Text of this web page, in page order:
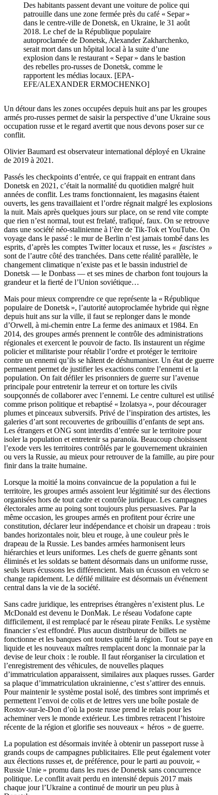
Des habitants passent devant une voiture de police qui
patrouille dans une zone fermée près du café « Separ »
dans le centre-ville de Donetsk, en Ukraine, le 31 août
2018. Le chef de la République populaire
autoproclamée de Donetsk, Alexander Zakharchenko,
serait mort dans un hôpital local à la suite d’une
explosion dans le restaurant « Separ » dans le bastion
des rebelles pro-russes de Donetsk, comme le
rapportent les médias locaux. [EPA-
EFE/ALEXANDER ERMOCHENKO]
Un détour dans les zones occupées depuis huit ans par les groupes
armés pro-russes permet de saisir la perspective d’une Ukraine sous
occupation russe et le regard avertit que nous devons poser sur ce
conflit.
Olivier Baumard est observateur international déployé en Ukraine
de 2019 à 2021.
Passés les checkpoints d’entrée, ce qui frappait en entrant dans
Donetsk en 2021, c’était la normalité du quotidien malgré huit
années de conflit. Les trams fonctionnaient, les magasins étaient
ouverts, les gens travaillaient et l’ordre régnait malgré les explosions
la nuit. Mais après quelques jours sur place, on se rend vite compte
que rien n’est normal, tout est frelaté, trafiqué, faux. On se retrouve
dans une société néo-stalinienne à l’ère de Tik-Tok et YouTube. On
voyage dans le passé : le mur de Berlin n’est jamais tombé dans les
esprits, d’après les comptes Twitter locaux et russe, les « fascistes »
sont de l’autre côté des tranchées. Dans cette réalité parallèle, le
changement climatique n’existe pas et le bassin industriel de
Donetsk — le Donbass — et ses mines de charbon font toujours la
grandeur et la fierté de l’Union soviétique…
Mais pour mieux comprendre ce que représente la « République
populaire de Donetsk », l’autorité autoproclamée hybride qui règne
depuis huit ans sur la ville, il faut se replonger dans le monde
d’Orwell, à mi-chemin entre La ferme des animaux et 1984. En
2014, des groupes armés prennent le contrôle des administrations
régionales et exercent le pouvoir de facto. Ils instaurent un régime
policier et militariste pour rétablir l’ordre et protéger le territoire
contre un ennemi qu’ils se hâtent de déshumaniser. Un état de guerre
permanent permet de justifier les exactions contre l’ennemi et la
population. On fait défiler les prisonniers de guerre sur l’avenue
principale pour entretenir la terreur et on torture les civils
soupçonnés de collaborer avec l’ennemi. Le centre culturel est utilisé
comme prison politique et rebaptisé « Izolatsya », pour décourager
plumes et pinceaux subversifs. Privé de l’inspiration des artistes, les
galeries d’art sont recouvertes de gribouillis d’enfants de sept ans.
Les étrangers et ONG sont interdits d’entrée sur le territoire pour
isoler la population et entretenir sa paranoïa. Beaucoup choisissent
l’exode vers les territoires contrôlés par le gouvernement ukrainien
ou vers la Russie, au mieux pour retrouver de la famille, au pire pour
finir dans la traite humaine.
Lorsque la moitié la moins convaincue de la population a fui le
territoire, les groupes armés assoient leur légitimité sur des élections
organisées hors de tout cadre et contrôle juridique. Les campagnes
électorales arme au poing sont toujours plus persuasives. Par la
même occasion, les groupes armés en profitent pour écrire une
constitution, déclarer leur indépendance et choisir un drapeau : trois
bandes horizontales noir, bleu et rouge, à une couleur près le
drapeau de la Russie. Les bandes armées harmonisent leurs
hiérarchies et leurs uniformes. Les chefs de guerre gênants sont
éliminés et les soldats se battent désormais dans un uniforme russe,
seuls leurs écussons les différencient. Mais un écusson en velcro se
change rapidement. Le défilé militaire est désormais un événement
central dans la vie de la société.
Sans cadre juridique, les entreprises étrangères n’existent plus. Le
McDonald est devenu le DonMak. Le réseau Vodafone capte
difficilement, il est remplacé par le réseau pirate Feniks. Le système
financier s’est effondré. Plus aucun distributeur de billets ne
fonctionne et les banques ont toutes quitté la région. Tout se paye en
liquide et les nouveaux maîtres remplacent donc la monnaie par la
devise de leur choix : le rouble. Il faut réorganiser la circulation et
l’enregistrement des véhicules, de nouvelles plaques
d’immatriculation apparaissent, similaires aux plaques russes. Garder
sa plaque d’immatriculation ukrainienne, c’est s’attirer des ennuis.
Pour maintenir le système postal isolé, des timbres sont imprimés et
permettent l’envoi de colis et de lettres vers une boîte postale de
Rostov-sur-le-Don d’où la poste russe prend le relais pour les
acheminer vers le monde extérieur. Les timbres retracent l’histoire
récente de la région et glorifie ses nouveaux « héros » de guerre.
La population est désormais invitée à obtenir un passeport russe à
grands coups de campagnes publicitaires. Elle peut également voter
aux élections russes et, de préférence, pour le parti au pouvoir, «
Russie Unie » promu dans les rues de Donetsk sans concurrence
politique. Le conflit avait perdu en intensité depuis 2017 mais
chaque jour l’Ukraine a continué de mourir un peu plus à